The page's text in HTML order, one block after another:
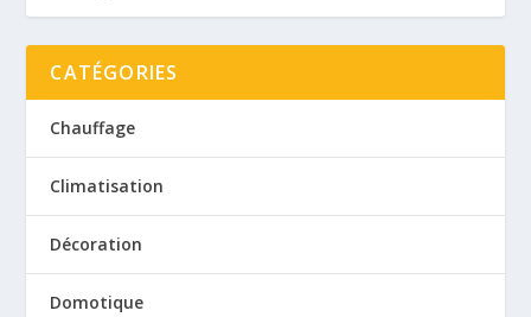
CATÉGORIES
Chauffage
Climatisation
Décoration
Domotique